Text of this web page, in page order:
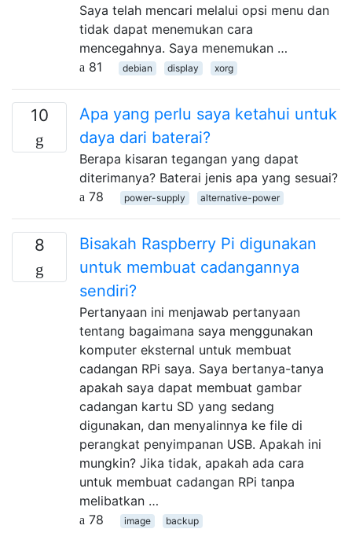
Saya telah mencari melalui opsi menu dan
tidak dapat menemukan cara
mencegahnya. Saya menemukan …
81
debian display xorg
10
Apa yang perlu saya ketahui untuk
daya dari baterai?
Berapa kisaran tegangan yang dapat
diterimanya? Baterai jenis apa yang sesuai?
78
power-supply alternative-power
8
Bisakah Raspberry Pi digunakan
untuk membuat cadangannya
sendiri?
Pertanyaan ini menjawab pertanyaan
tentang bagaimana saya menggunakan
komputer eksternal untuk membuat
cadangan RPi saya. Saya bertanya-tanya
apakah saya dapat membuat gambar
cadangan kartu SD yang sedang
digunakan, dan menyalinnya ke file di
perangkat penyimpanan USB. Apakah ini
mungkin? Jika tidak, apakah ada cara
untuk membuat cadangan RPi tanpa
melibatkan …
78
image backup